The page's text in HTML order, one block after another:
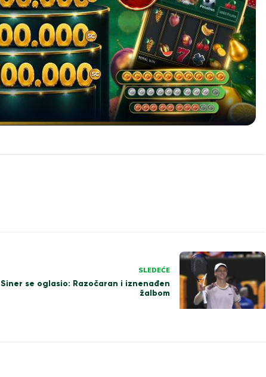
SLEDEĆE
Siner se oglasio: Razočaran i iznenađen
žalbom